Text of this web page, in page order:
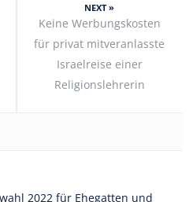
NEXT »
Keine Werbungskosten
für privat mitveranlasste
Israelreise einer
Religionslehrerin
2022 für Ehegatten und